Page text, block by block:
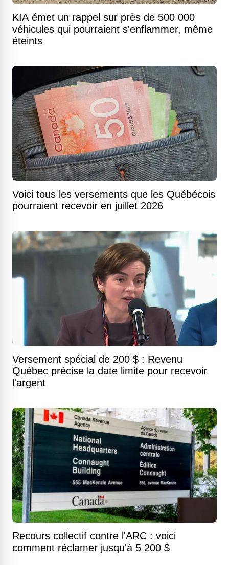
KIA émet un rappel sur près de 500 000
véhicules qui pourraient s'enflammer, même
éteints
Voici tous les versements que les Québécois
pourraient recevoir en juillet 2026
Versement spécial de 200 $ : Revenu
Québec précise la date limite pour recevoir
l'argent
Recours collectif contre l'ARC : voici
comment réclamer jusqu'à 5 200 $